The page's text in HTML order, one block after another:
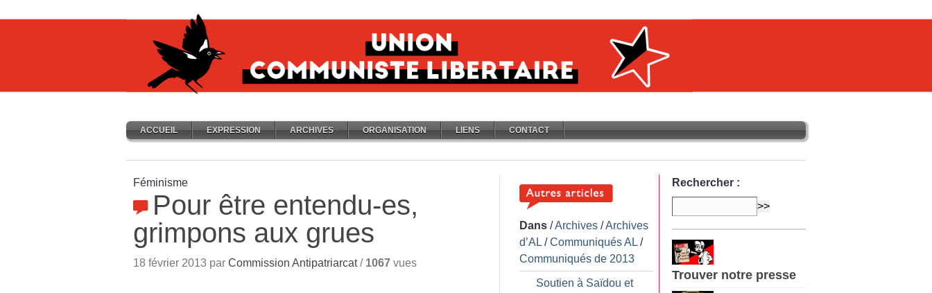
ACCUEIL EXPRESSION ARCHIVES ORGANISATION LIENS CONTACT
Féminisme
Pour être entendu-es,
grimpons aux grues
18 février 2013 par Commission Antipatriarcat/ 1067 vues
Dans /Archives /Archives
d’AL /Communiqués AL /
Communiqués de 2013
Soutien à Saïdou et
Rechercher :
Trouver notre presse